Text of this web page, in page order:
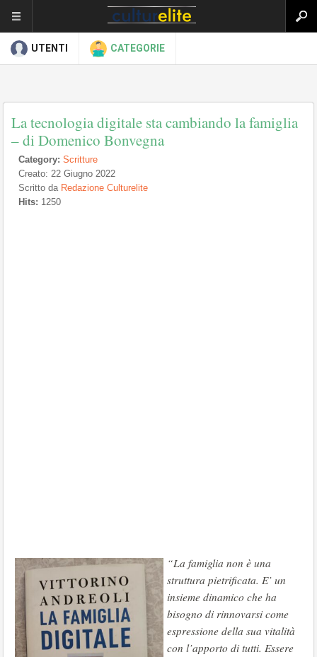
UTENTI CATEGORIE
La tecnologia digitale sta cambiando la famiglia
– di Domenico Bonvegna
Category: Scritture
Creato: 22 Giugno 2022
Scritto da Redazione Culturelite
Hits: 1250
“La famiglia non è una
struttura pietrificata. E’ un
insieme dinamico che ha
bisogno di rinnovarsi come
espressione della sua vitalità
con l’apporto di tutti. Essere